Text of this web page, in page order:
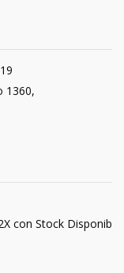
1360,
con Stock Disponib